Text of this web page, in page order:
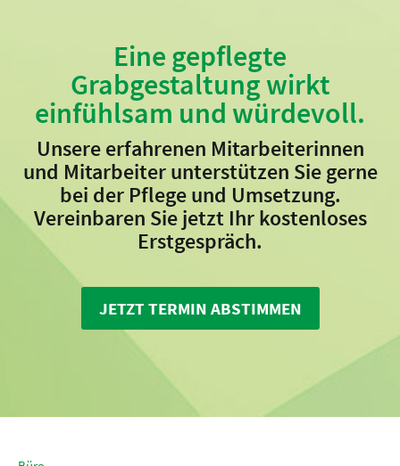
Eine gepflegte
Grabgestaltung wirkt
einfühlsam und würdevoll.
Unsere erfahrenen Mitarbeiterinnen
und Mitarbeiter unterstützen Sie gerne
bei der Pflege und Umsetzung.
Vereinbaren Sie jetzt Ihr kostenloses
Erstgespräch.
JETZT TERMIN ABSTIMMEN